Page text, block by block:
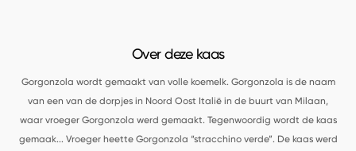
Over deze kaas
Gorgonzola wordt gemaakt van volle koemelk. Gorgonzola is de naam
van een van de dorpjes in Noord Oost Italië in de buurt van Milaan,
waar vroeger Gorgonzola werd gemaakt. Tegenwoordig wordt de kaas
gemaak... Vroeger heette Gorgonzola “stracchino verde”. De kaas werd